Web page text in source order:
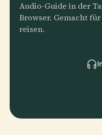
Audio-Guide in der
Browser. Gemacht
reisen.